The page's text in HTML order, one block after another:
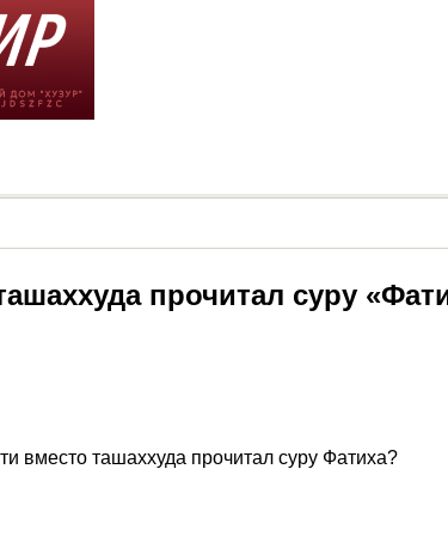
прочитал суру
вместо ташаххуда прочитал суру Фатиха?